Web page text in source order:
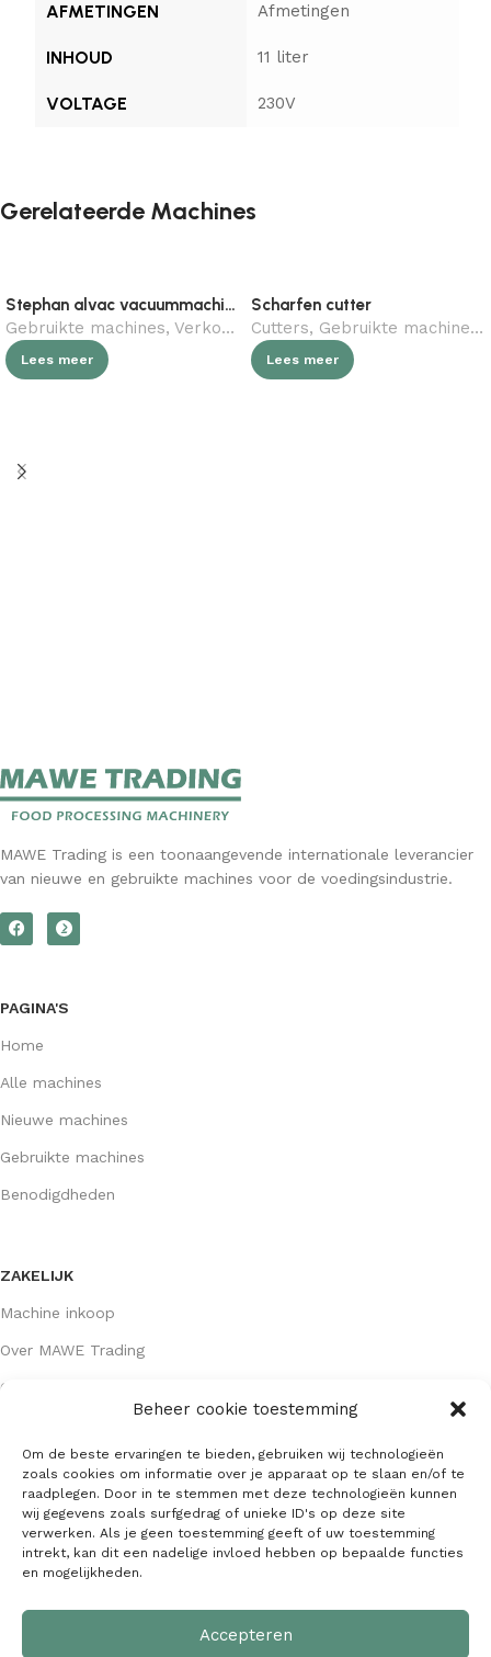
Beheer cookie toestemming
Om de beste ervaringen te bieden, gebruiken wij technologieën
zoals cookies om informatie over je apparaat op te slaan en/of te
raadplegen. Door in te stemmen met deze technologieën kunnen
wij gegevens zoals surfgedrag of unieke ID's op deze site
verwerken. Als je geen toestemming geeft of uw toestemming
intrekt, kan dit een nadelige invloed hebben op bepaalde functies
en mogelijkheden.
Accepteren
AFMETINGEN Afmetingen
INHOUD 11 liter
VOLTAGE 230V
Gerelateerde Machines
Stephan alvac vacuummachine
Gebruikte machines, Verkocht (gebruikt) , Horeca Slagerij
Lees meer
Scharfen cutter
Cutters, Gebruikte machines ,
Lees meer
MAWE Trading is een toonaangevende internationale leverancier
van nieuwe en gebruikte machines voor de voedingsindustrie.
PAGINA'S
Home
Alle machines
Nieuwe machines
Gebruikte machines
Benodigdheden
ZAKELIJK
Machine inkoop
Over MAWE Trading
Contact opnemen
GEGEVENS
Algemene voorwaarden
KVK: 64407667
Alle gegevens